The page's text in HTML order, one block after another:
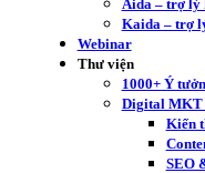
Aida – trợ lý
Kaida – trợ
Webinar
Thư viện
1000+ Ý
Digital MKT
Kiến
SEO